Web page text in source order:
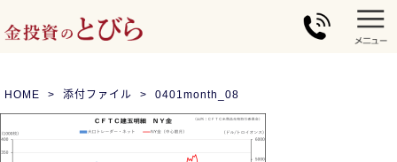
HOME 添付ファイル 0401month_08